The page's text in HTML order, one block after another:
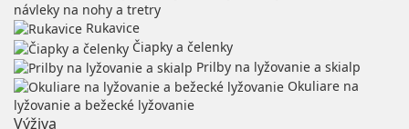
návleky na nohy a tretry
Rukavice
Čiapky a čelenky
Prilby na lyžovanie a skialp
Okuliare na
lyžovanie a bežecké lyžovanie
Výživa